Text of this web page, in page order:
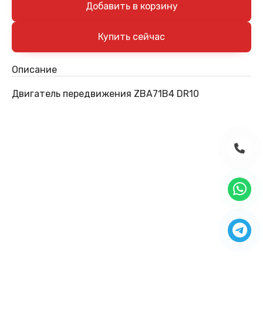
Добавить в корзину
Описание
Двигатель передвижения ZBA71B4 DR10